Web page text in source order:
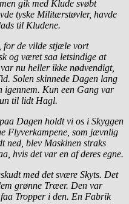
gik med Klude svøbt
tyske Militærstøvler, havde
til Kludene.
for de vilde stjæle vort
og været saa letsindige at
nu heller ikke nødvendigt,
Solen skinnede Dagen lang
igennem. Kun een Gang var
til lidt Hagl.
Dagen holdt vi os i Skyggen
Flyverkampene, som jævnlig
ned, blev Maskinen straks
hvis det var en af deres egne.
med det svære Skyts. Det
grønne Træer. Den var
Tropper i den. En Fabrik